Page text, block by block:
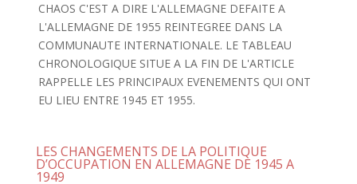
CHAOS C'EST A DIRE L'ALLEMAGNE DEFAITE A
L'ALLEMAGNE DE 1955 REINTEGREE DANS LA
COMMUNAUTE INTERNATIONALE. LE TABLEAU
CHRONOLOGIQUE SITUE A LA FIN DE L'ARTICLE
RAPPELLE LES PRINCIPAUX EVENEMENTS QUI ONT
EU LIEU ENTRE 1945 ET 1955.
LES CHANGEMENTS DE LA POLITIQUE
D’OCCUPATION EN ALLEMAGNE DE 1945 A
1949